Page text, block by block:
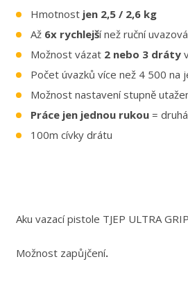
Hmotnost jen 2,5 / 2,6 kg
Až 6x rychlejší než ruční
Možnost vázat 2 nebo 3 dráty
Počet úvazků více než 4 500 na
Možnost nastavení stupně
Práce jen jednou rukou=
100m cívky drátu
Aku vazací pistole TJEP ULTRA
Možnost zapůjčení.